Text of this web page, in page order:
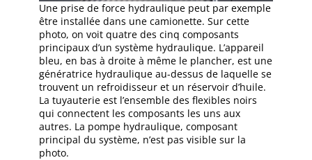
Une prise de force hydraulique peut par exemple
être installée dans une camionette. Sur cette
photo, on voit quatre des cinq composants
principaux d’un système hydraulique. L’appareil
bleu, en bas à droite à même le plancher, est une
génératrice hydraulique au-dessus de laquelle se
trouvent un refroidisseur et un réservoir d’huile.
La tuyauterie est l’ensemble des flexibles noirs
qui connectent les composants les uns aux
autres. La pompe hydraulique, composant
principal du système, n’est pas visible sur la
photo.